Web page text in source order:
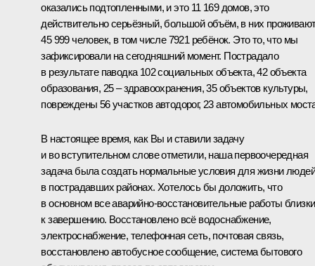
оказались подтопленными, и это 11 169 домов, это
действительно серьёзный, большой объём, в них
45 999 человек, в том числе 7921 ребёнок. Это то, что мы
зафиксировали на сегодняшний момент. Пострадало
в результате паводка 102 социальных объекта, 42 объекта
образования, 25 – здравоохранения, 35 объектов культуры,
повреждены 56 участков автодорог, 23 автомобильных
В настоящее время, как Вы и ставили задачу
и во вступительном слове отметили, наша первоочередная
задача была создать нормальные условия для жизни людей
в пострадавших районах. Хотелось бы доложить, что
в основном все аварийно-восстановительные работы близки
к завершению. Восстановлено всё водоснабжение,
электроснабжение, телефонная сеть, почтовая связь,
восстановлено автобусное сообщение, система бытового